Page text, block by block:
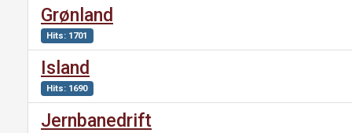
Grønland
Hits: 1701
Island
Hits: 1690
Jernbanedrift